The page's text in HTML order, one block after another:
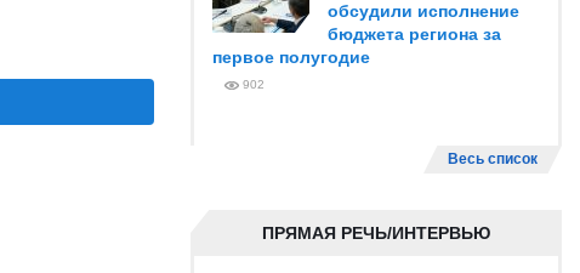
обсудили исполнение
бюджета региона за
первое полугодие
902
Весь список
ПРЯМАЯ РЕЧЬ/ИНТЕРВЬЮ